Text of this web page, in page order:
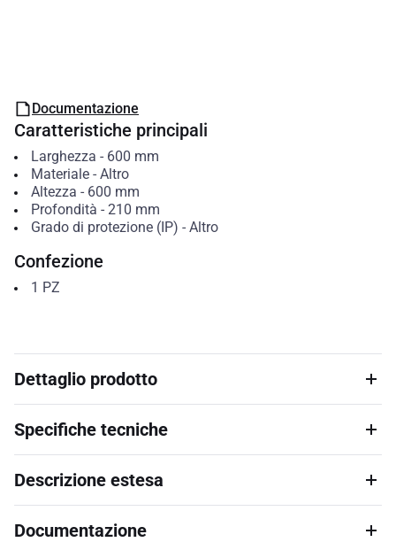
Documentazione
Caratteristiche principali
Larghezza - 600 mm
Materiale- Altro
Altezza - 600 mm
Profondità - 210 mm
Grado di protezione (IP) - Altro
Confezione
1 PZ
Dettaglio prodotto
Specifiche tecniche
Descrizione estesa
Documentazione